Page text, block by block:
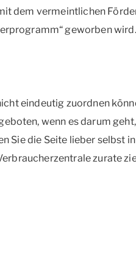
dem vermeintlichen
geworben
eindeutig zuordnen
wenn es darum
Sie die Seite lieber selbst
zurate